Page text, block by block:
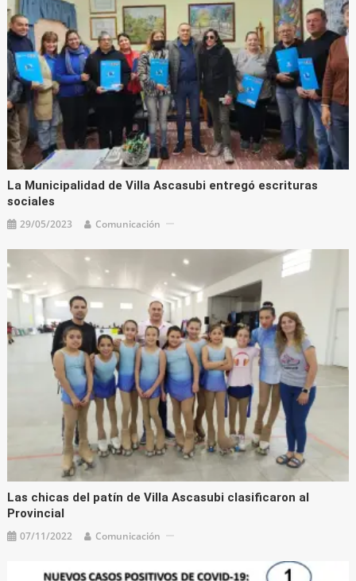
La Municipalidad de Villa Ascasubi entregó escrituras
sociales
29/05/2023 Comunicación
Las chicas del patín de Villa Ascasubi clasificaron al
Provincial
07/11/2022 Comunicación